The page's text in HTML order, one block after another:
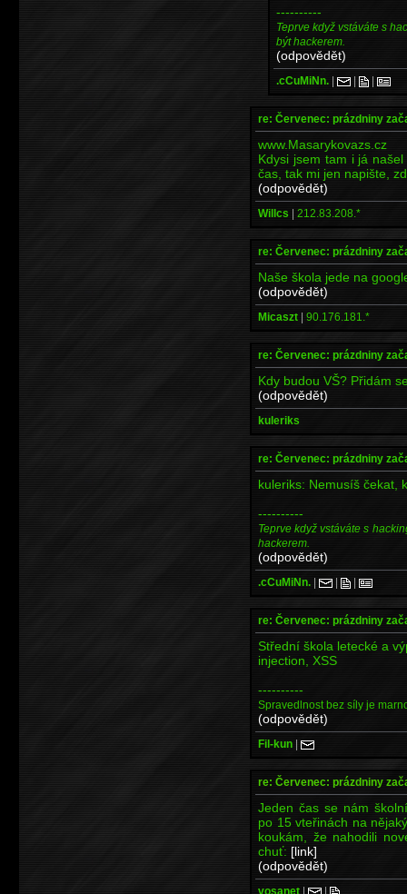
----------
Teprve když vstáváte s
být hackerem.
(odpovědět)
.cCuMiNn. | | |
re: Červenec: prázdniny
www.Masarykovazs.cz
Kdysi jsem tam i já
čas, tak mi jen napište,
(odpovědět)
Willcs | 212.83.208.*
re: Červenec: prázdniny
Naše škola jede na
(odpovědět)
Micaszt | 90.176.181.*
re: Červenec: prázdniny
Kdy budou VŠ? Přidám
(odpovědět)
kuleriks
re: Červenec: prázdniny
kuleriks: Nemusíš čekat,
----------
Teprve když vstáváte s
hackerem.
(odpovědět)
.cCuMiNn. | | |
re: Červenec: prázdniny
Střední škola letecké a
injection, XSS
----------
Spravedlnost bez síly je
(odpovědět)
Fil-kun |
re: Červenec: prázdniny
Jeden čas se nám
po 15 vteřinách na
koukám, že nahodili
chuť: [link]
(odpovědět)
vosanet | |